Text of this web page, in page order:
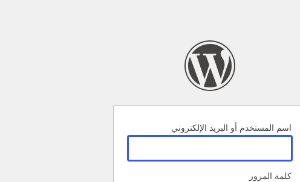
اسم المستخدم أو البريد الإلكتروني
كلمة المرور